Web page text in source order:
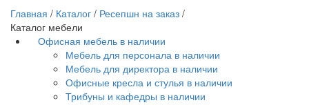
Главная / Каталог / Ресепшн на заказ /
Каталог мебели
Офисная мебель в наличии
Мебель для персонала в наличии
Мебель для директора в наличии
Офисные кресла и стулья в наличии
Трибуны и кафедры в наличии